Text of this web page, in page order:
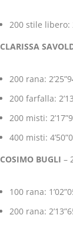
200 stile libero:
CLARISSA
200 rana:
200 farfalla:
200 misti:
400 misti:
COSIMO BUGLI –
100 rana:
200 rana: